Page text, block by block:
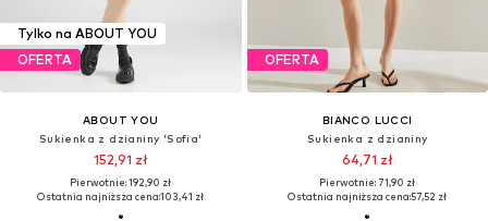
Tylko na ABOUT YOU
OFERTA
ABOUT YOU
Sukienka z dzianiny 'Sofia'
152,91 zł
Pierwotnie: 192,90 zł
Ostatnia najniższa cena:103,41 zł
OFERTA
BIANCO LUCCI
Sukienka z dzianiny
64,71 zł
Pierwotnie: 71,90 zł
Ostatnia najniższa cena:57,52 zł